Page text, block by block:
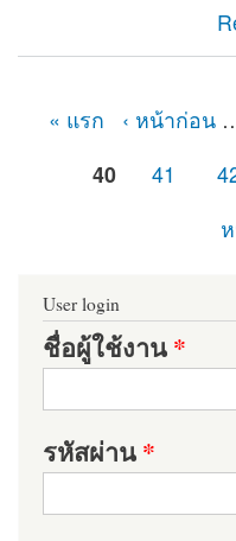
about คนทั่วไปเปิดเว็บ
« แรก ‹ หน้าก่อน
40
41
User login
ชื่อผู้ใช้งาน*
รหัสผ่าน*